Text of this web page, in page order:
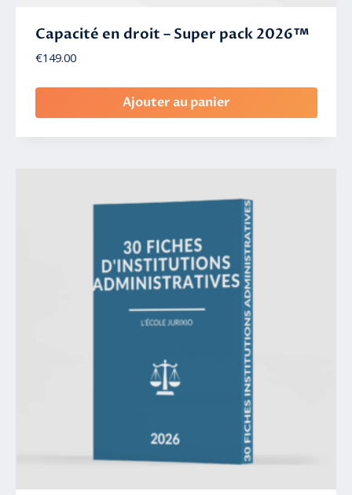
Capacité en droit – Super pack 2026™
€149.00
Ajouter au panier